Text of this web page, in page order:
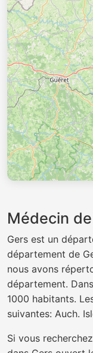
Médecin
Gers est un
département de
nous avons
département.
1000 habitants.
suivantes: Auch.
Si vous